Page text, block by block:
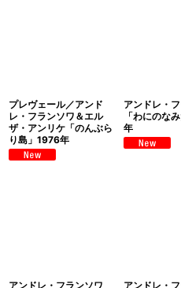
プレヴェール／アンド
レ・フランソワ＆エル
ザ・アンリケ「のんぶら
り島」1976年
アンドレ・
「わにのな
年
アンドレ・フランソワ
アンドレ・